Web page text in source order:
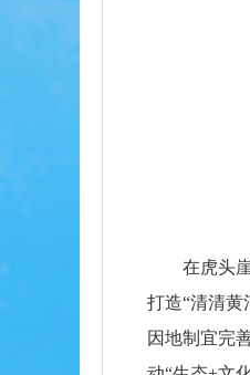
在虎头
打造“清清
因地制宜完